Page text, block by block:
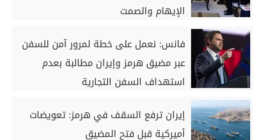
الإيهام والصمت
فانس: نعمل على خطة لمرور آمن للسفن
عبر مضيق هرمز وإيران مطالبة بعدم
استهداف السفن التجارية
إيران ترفع السقف في هرمز: تعويضات
أميركية قبل فتح المضيق